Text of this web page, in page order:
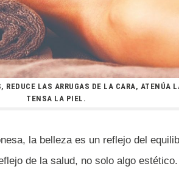
LAS ARRUGAS DE LA CARA, ATENÚA
TENSA LA PIEL.
la belleza es un reflejo del
de la salud, no solo algo